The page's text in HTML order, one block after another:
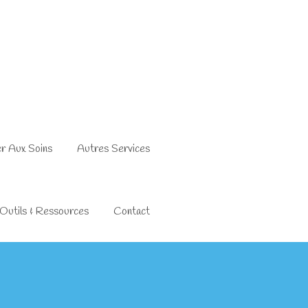
Aux Soins Autres Services
& Ressources Contact